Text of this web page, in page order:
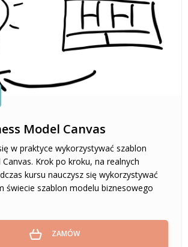
Model Canvas
w praktyce wykorzystywać szablon
Krok po kroku, na realnych
kursu nauczysz się wykorzystywać
świecie szablon modelu biznesowego
ZAMÓW